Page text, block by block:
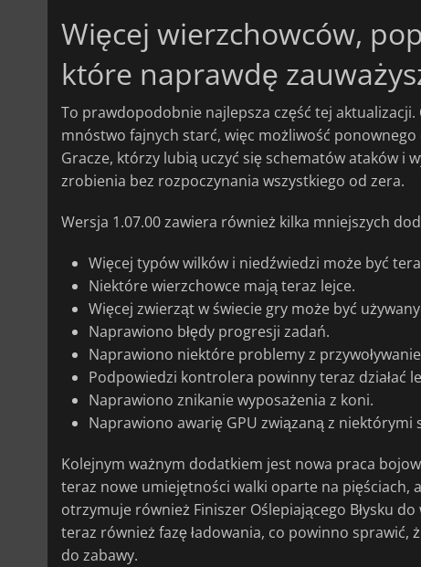
Więcej wierzchowców,
które naprawdę
To prawdopodobnie najlepsza część tej aktualizacji.
mnóstwo fajnych starć, więc możliwość
Gracze, którzy lubią uczyć się schematów ataków i
zrobienia bez rozpoczynania wszystkiego od zera.
Wersja 1.07.00 zawiera również kilka mniejszych
Więcej typów wilków i niedźwiedzi może być
Niektóre wierzchowce mają teraz lejce.
Więcej zwierząt w świecie gry może być
Naprawiono błędy progresji zadań.
Naprawiono niektóre problemy z
Podpowiedzi kontrolera powinny teraz działać
Naprawiono znikanie wyposażenia z koni.
Naprawiono awarię GPU związaną z niektórymi
Kolejnym ważnym dodatkiem jest nowa praca
teraz nowe umiejętności walki oparte na pięściach,
otrzymuje również Finiszer Oślepiającego Błysku
teraz również fazę ładowania, co powinno sprawić,
do zabawy.